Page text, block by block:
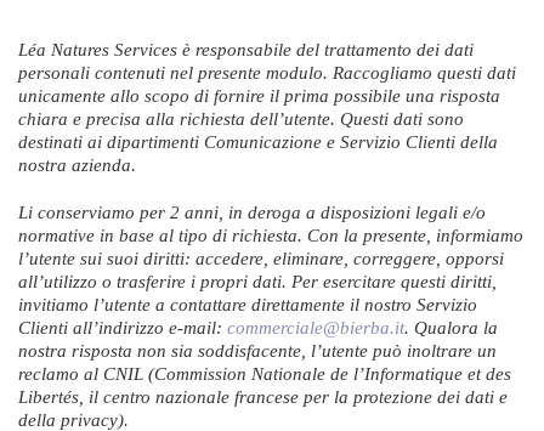
Léa Natures Services è responsabile del trattamento dei dati
personali contenuti nel presente modulo. Raccogliamo questi dati
unicamente allo scopo di fornire il prima possibile una risposta
chiara e precisa alla richiesta dell’utente. Questi dati sono
destinati ai dipartimenti Comunicazione e Servizio Clienti della
nostra azienda.
Li conserviamo per 2 anni, in deroga a disposizioni legali e/o
normative in base al tipo di richiesta. Con la presente, informiamo
l’utente sui suoi diritti: accedere, eliminare, correggere, opporsi
all’utilizzo o trasferire i propri dati. Per esercitare questi diritti,
invitiamo l’utente a contattare direttamente il nostro Servizio
Clienti all’indirizzo e-mail: commerciale@bierba.it. Qualora la
nostra risposta non sia soddisfacente, l’utente può inoltrare un
reclamo al CNIL (Commission Nationale de l’Informatique et des
Libertés, il centro nazionale francese per la protezione dei dati e
della privacy).